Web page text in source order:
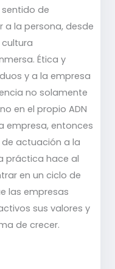
de
a la persona, desde
Ética y
y a la empresa
no solamente
en el propio ADN
empresa, entonces
actuación a la
práctica hace al
en un ciclo de
las empresas
sus valores y
de crecer.